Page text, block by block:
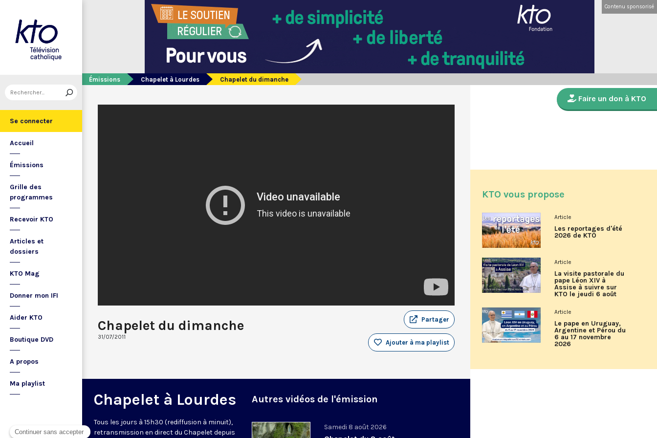
Se connecter
Accueil
Émissions
Grille des
programmes
Recevoir KTO
Articles et
dossiers
KTO Mag
Donner mon IFI
Aider KTO
Boutique DVD
A propos
Ma playlist
Contenu sponsorisé
Émissions Chapelet à Lourdes Chapelet du dimanche
Chapelet du dimanche
31/07/2011
Partager
Ajouter à ma playlist
Chapelet à Lourdes
Tous les jours à 15h30 (rediffusion à minuit),
retransmission en direct du Chapelet depuis
Autres vidéos de l'émission
Samedi 8 août 2026
Faire un don à KTO
KTO vous propose
Article
Les reportages d'été
2026 de KTO
Article
La visite pastorale du
pape Léon XIV à
Assise à suivre sur
KTO le jeudi 6 août
Article
Le pape en Uruguay,
Argentine et Pérou du
6 au 17 novembre
2026